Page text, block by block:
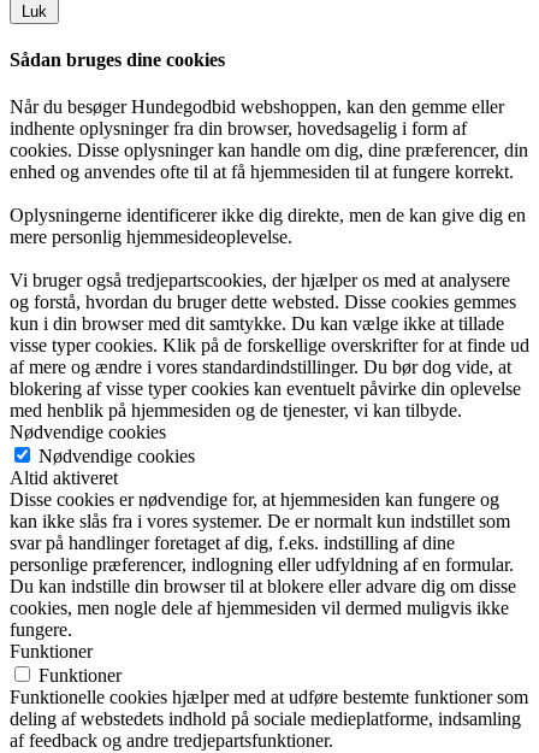
Luk
Sådan bruges dine cookies
Når du besøger Hundegodbid webshoppen, kan den gemme eller
indhente oplysninger fra din browser, hovedsagelig i form af
cookies. Disse oplysninger kan handle om dig, dine præferencer, din
enhed og anvendes ofte til at få hjemmesiden til at fungere korrekt.
Oplysningerne identificerer ikke dig direkte, men de kan give dig en
mere personlig hjemmesideoplevelse.
Vi bruger også tredjepartscookies, der hjælper os med at analysere
og forstå, hvordan du bruger dette websted. Disse cookies gemmes
kun i din browser med dit samtykke. Du kan vælge ikke at tillade
visse typer cookies. Klik på de forskellige overskrifter for at finde ud
af mere og ændre i vores standardindstillinger. Du bør dog vide, at
blokering af visse typer cookies kan eventuelt påvirke din oplevelse
med henblik på hjemmesiden og de tjenester, vi kan tilbyde.
Nødvendige cookies
Nødvendige cookies
Altid aktiveret
Disse cookies er nødvendige for, at hjemmesiden kan fungere og
kan ikke slås fra i vores systemer. De er normalt kun indstillet som
svar på handlinger foretaget af dig, f.eks. indstilling af dine
personlige præferencer, indlogning eller udfyldning af en formular.
Du kan indstille din browser til at blokere eller advare dig om disse
cookies, men nogle dele af hjemmesiden vil dermed muligvis ikke
fungere.
Funktioner
Funktioner
Funktionelle cookies hjælper med at udføre bestemte funktioner som
deling af webstedets indhold på sociale medieplatforme, indsamling
af feedback og andre tredjepartsfunktioner.